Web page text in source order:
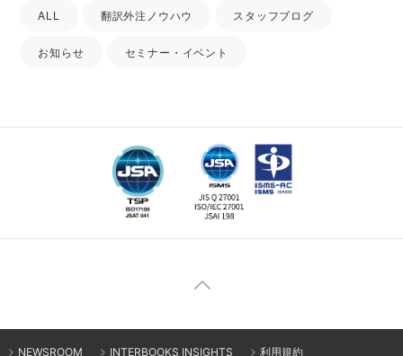
ALL 翻訳外注ノウハウ スタッフブログ
お知らせ セミナー・イベント
NEWSROOM INTERBOOKS INSIGHTS 利用規約